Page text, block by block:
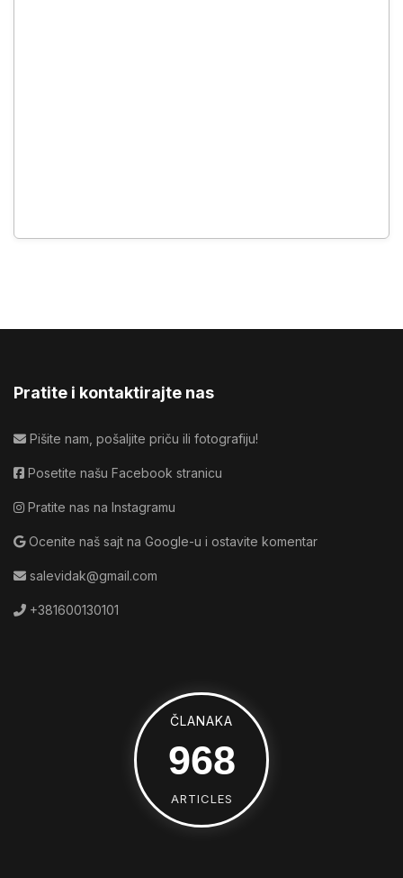
Pratite i kontaktirajte nas
Pišite nam, pošaljite priču ili fotografiju!
Posetite našu Facebook stranicu
Pratite nas na Instagramu
Ocenite naš sajt na Google-u i ostavite komentar
salevidak@gmail.com
+381600130101
ČLANAKA
1352
ARTICLES